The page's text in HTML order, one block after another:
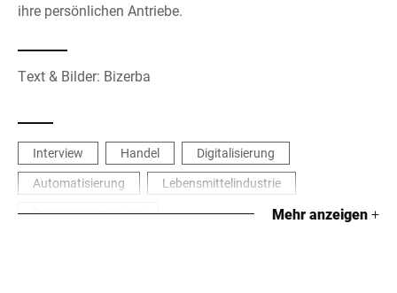
ihre persönlichen Antriebe.
Text & Bilder: Bizerba
Interview Handel
Digitalisierung
Automatisierung
Lebensmittelindustrie
Prozessoptimierung
Mehr anzeigen+